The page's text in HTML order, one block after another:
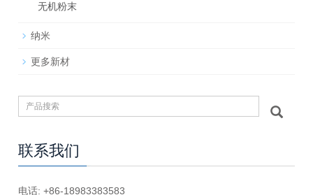
无机粉末
纳米
更多新材
联系我们
电话: +86-18983383583